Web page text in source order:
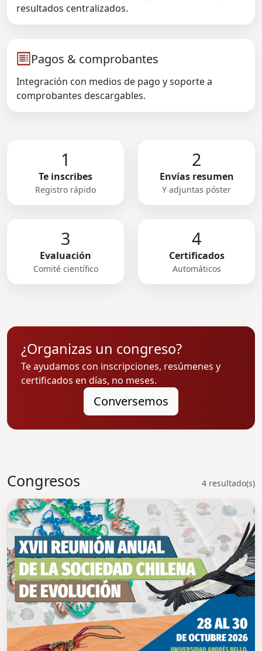
resultados centralizados.
Pagos & comprobantes
Integración con medios de pago y soporte a
comprobantes descargables.
1
Te inscribes
Registro rápido
2
Envías resumen
Y adjuntas póster
3
Evaluación
Comité científico
4
Certificados
Automáticos
¿Organizas un congreso?
Te ayudamos con inscripciones, resúmenes y
certificados en días, no meses.
Conversemos
Congresos 4 resultado(s)